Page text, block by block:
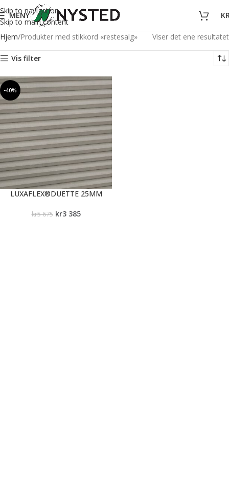
Skip to navigation
Skip to main content
MENY
Hjem Produkter med stikkord «restesalg» Viser det ene resultatet
Vis filter
-40%
LUXAFLEX®DUETTE 25MM
kr5 675 kr3 385